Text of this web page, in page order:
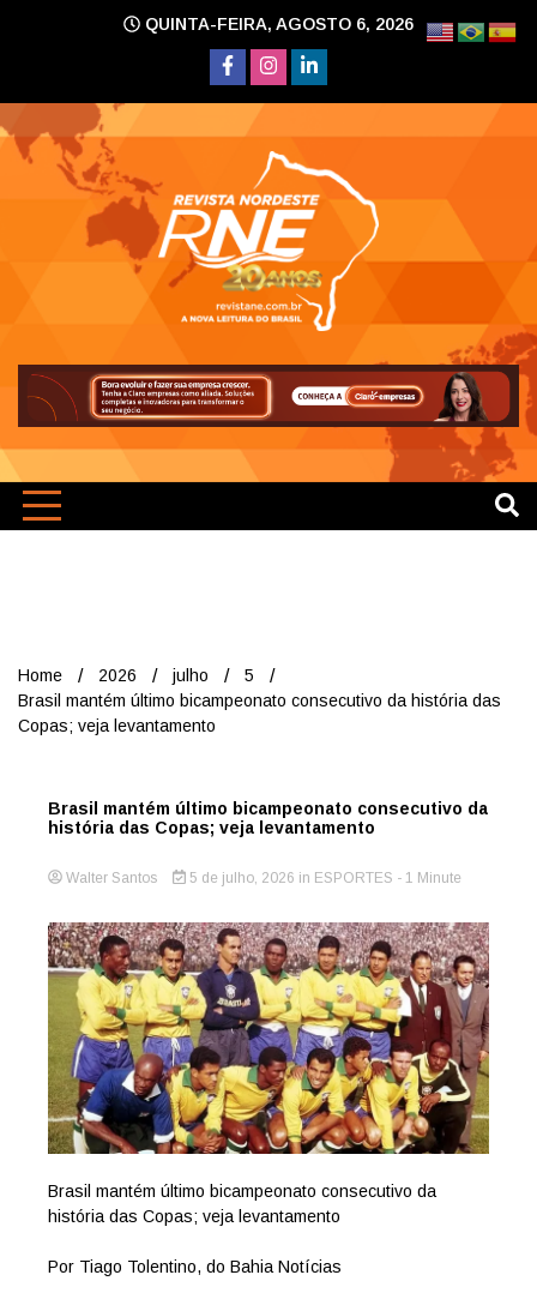
QUINTA-FEIRA, AGOSTO 6, 2026
Home 2026 julho
5
Brasil mantém último bicampeonato consecutivo da história das
Copas; veja levantamento
Brasil mantém último bicampeonato consecutivo da
história das Copas; veja levantamento
Walter Santos 5 de julho, 2026 in ESPORTES - 1 Minute
Brasil mantém último bicampeonato consecutivo da
história das Copas; veja levantamento
Por Tiago Tolentino, do Bahia Notícias